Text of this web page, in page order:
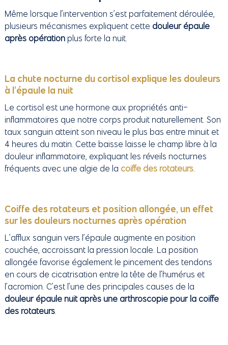
Même lorsque l’intervention s’est parfaitement déroulée,
plusieurs mécanismes expliquent cette douleur épaule
après opérationplus forte la nuit.
La chute nocturne du cortisol explique les douleurs
à l’épaule la nuit
Le cortisol est une hormone aux propriétés anti-
inflammatoires que notre corps produit naturellement. Son
taux sanguin atteint son niveau le plus bas entre minuit et
4 heures du matin. Cette baisse laisse le champ libre à la
douleur inflammatoire, expliquant les réveils nocturnes
fréquents avec une algie de la coiffe des rotateurs.
Coiffe des rotateurs et position allongée, un effet
sur les douleurs nocturnes après opération
L’afflux sanguin vers l’épaule augmente en position
couchée, accroissant la pression locale. La position
allongée favorise également le pincement des tendons
en cours de cicatrisation entre la tête de l’humérus et
l’acromion. C’est l’une des principales causes de la
douleur épaule nuit après une arthroscopie pour la coiffe
des rotateurs.